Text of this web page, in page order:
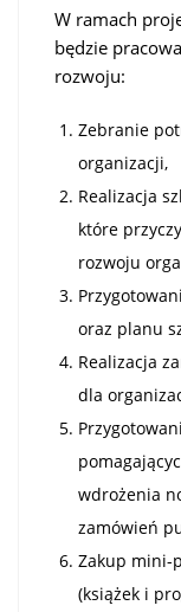
W ramach
będzie
rozwoju:
Zebranie
organizacji,
Realizacja
które
rozwoju
oraz planu
Realizacja
dla
wdrożenia
zamówień
Zakup mini-
(książek i